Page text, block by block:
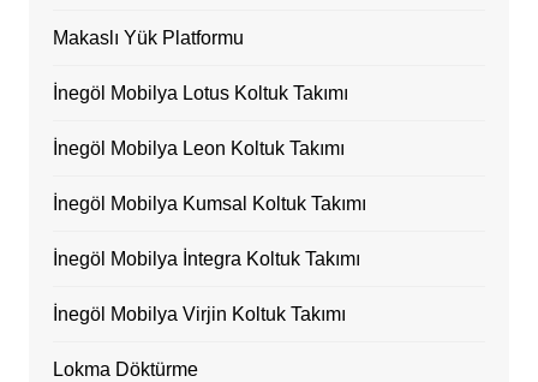
Makaslı Yük Platformu
İnegöl Mobilya Lotus Koltuk Takımı
İnegöl Mobilya Leon Koltuk Takımı
İnegöl Mobilya Kumsal Koltuk Takımı
İnegöl Mobilya İntegra Koltuk Takımı
İnegöl Mobilya Virjin Koltuk Takımı
Lokma Döktürme